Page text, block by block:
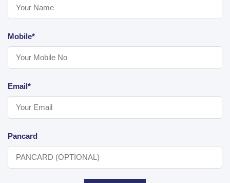
Mobile*
Email*
Pancard